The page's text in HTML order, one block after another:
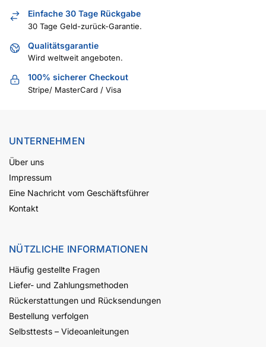
Einfache 30 Tage Rückgabe
30 Tage Geld-zurück-Garantie.
Qualitätsgarantie
Wird weltweit angeboten.
100% sicherer Checkout
Stripe/ MasterCard / Visa
UNTERNEHMEN
Über uns
Impressum
Eine Nachricht vom Geschäftsführer
Kontakt
NÜTZLICHE INFORMATIONEN
Häufig gestellte Fragen
Liefer- und Zahlungsmethoden
Rückerstattungen und Rücksendungen
Bestellung verfolgen
Selbsttests – Videoanleitungen